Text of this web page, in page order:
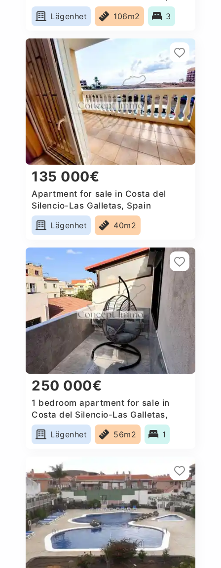
Spain
Lägenhet
106m2 3
135 000€
Apartment for sale in Costa del
Silencio-Las Galletas, Spain
Lägenhet
40m2
250 000€
1 bedroom apartment for sale in
Costa del Silencio-Las Galletas,
Spain
Lägenhet
56m2 1